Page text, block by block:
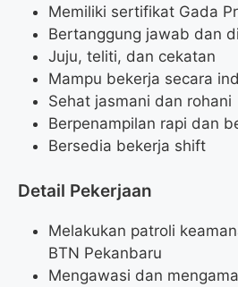
Memiliki sertifikat Gada
Bertanggung jawab dan
Juju, teliti, dan cekatan
Mampu bekerja secara
Sehat jasmani dan rohani
Berpenampilan rapi dan
Bersedia bekerja shift
Detail Pekerjaan
Melakukan patroli
BTN Pekanbaru
Mengawasi dan